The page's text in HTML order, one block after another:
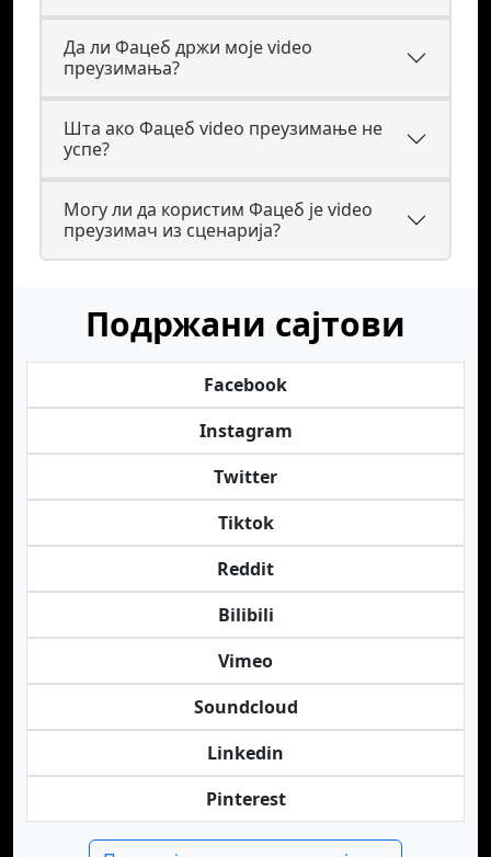
Да ли Фацеб држи моје video
преузимања?
Шта ако Фацеб video преузимање не
успе?
Могу ли да користим Фацеб је video
преузимач из сценарија?
Подржани сајтови
Facebook
Instagram
Twitter
Tiktok
Reddit
Bilibili
Vimeo
Soundcloud
Linkedin
Pinterest